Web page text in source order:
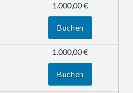
1.000,00 €
Buchen
1.000,00 €
Buchen